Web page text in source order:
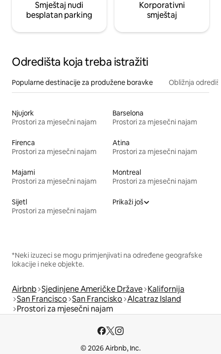
Smještaj nudi
besplatan parking
Korporativni
smještaj
Odredišta koja treba istražiti
Popularne destinacije za produžene boravke Obližnja
Njujork
Prostori za mjesečni najam
Barselona
Prostori za mjesečni najam
Firenca
Prostori za mjesečni najam
Atina
Prostori za mjesečni najam
Majami
Prostori za mjesečni najam
Montreal
Prostori za mjesečni najam
Sijetl
Prostori za mjesečni najam
Prikaži još
*Neki izuzeci se mogu primjenjivati na određene geografske
lokacije i neke objekte.
Airbnb Sjedinjene Američke Države Kalifornija
San Francisco San Francisko Alcatraz Island
Prostori za mjesečni najam
© 2026 Airbnb, Inc.